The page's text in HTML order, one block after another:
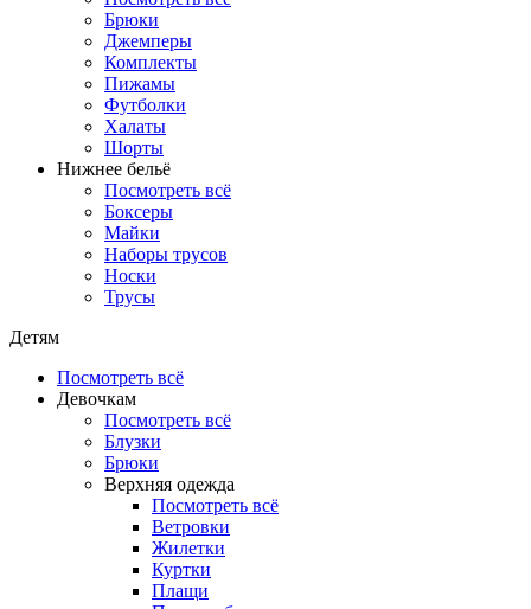
Брюки
Джемперы
Комплекты
Пижамы
Футболки
Халаты
Шорты
Нижнее бельё
Посмотреть всё
Боксеры
Майки
Наборы трусов
Носки
Трусы
Детям
Посмотреть всё
Девочкам
Посмотреть всё
Блузки
Брюки
Верхняя одежда
Посмотреть всё
Ветровки
Жилетки
Куртки
Плащи